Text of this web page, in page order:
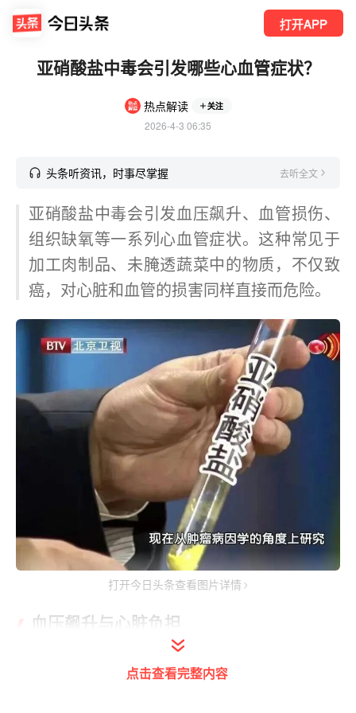
打开APP
亚硝酸盐中毒会引发哪些心血管症状？
热点解读 关注
2026-4-3 06:35
头条听资讯，时事尽掌握 去听全文
亚硝酸盐中毒会引发血压飙升、血管损伤、
组织缺氧等一系列心血管症状。这种常见于
加工肉制品、未腌透蔬菜中的物质，不仅致
癌，对心脏和血管的损害同样直接而危险。
打开今日头条查看图片详情
血压飙升与心脏负担
亚硝酸盐多以亚硝酸钠形式存在，它首先会加
点击查看完整内容